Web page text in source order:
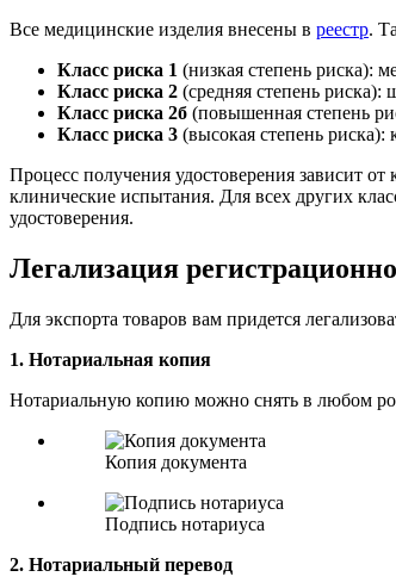
Все медицинские изделия внесены в реестр.
Класс риска 1 (низкая степень риска):
Класс риска 2 (средняя степень
Класс риска 2б (повышенная степень
Класс риска 3 (высокая степень риска):
Процесс получения удостоверения зависит от
клинические испытания. Для всех других
удостоверения.
Легализация
Для экспорта товаров вам придется
1. Нотариальная копия
Нотариальную копию можно снять в любом
Копия документа
Подпись нотариуса
2. Нотариальный перевод